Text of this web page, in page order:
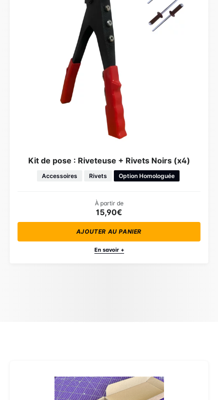
Kit de pose : Riveteuse + Rivets Noirs (x4)
Accessoires Rivets Option Homologuée
À partir de
15,90€
AJOUTER AU PANIER
En savoir +